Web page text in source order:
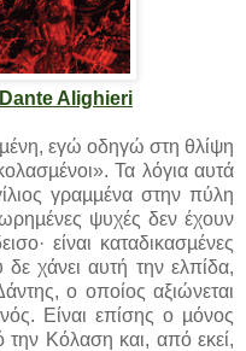
Alighieri
εγώ οδηγώ στη θλίψη
Τα λόγια αυτά
γραµµένα στην πύλη
ψυχές δεν έχουν
είναι καταδικασµένες
χάνει αυτή την ελπίδα,
ο οποίος αξιώνεται
Είναι επίσης ο µόνος
την Κόλαση και, από εκεί,